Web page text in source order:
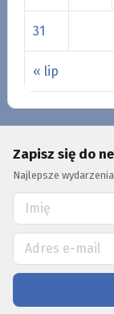
« lip
31
Zapisz się do
Najlepsze